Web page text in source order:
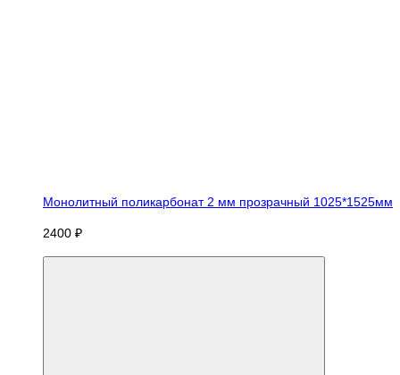
Монолитный поликарбонат 2 мм прозрачный 1025*1525мм
2400 ₽